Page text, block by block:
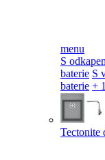
menu
S
baterie S
baterie +
Tectonite